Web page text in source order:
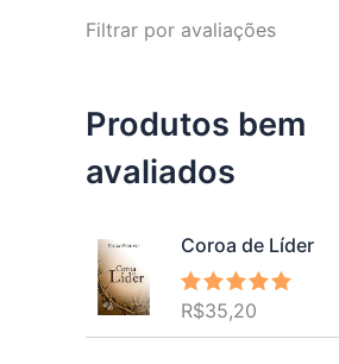
Filtrar por avaliações
Produtos bem
avaliados
Coroa de Líder
Avaliação
R$35,20